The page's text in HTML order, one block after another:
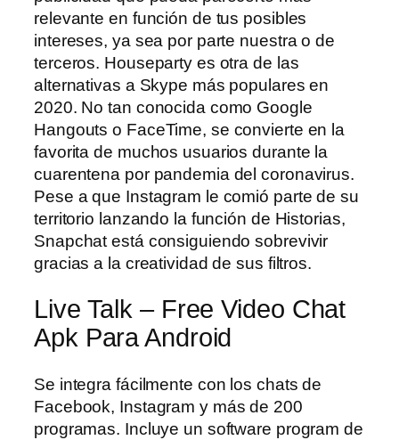
relevante en función de tus posibles
intereses, ya sea por parte nuestra o de
terceros. Houseparty es otra de las
alternativas a Skype más populares en
2020. No tan conocida como Google
Hangouts o FaceTime, se convierte en la
favorita de muchos usuarios durante la
cuarentena por pandemia del coronavirus.
Pese a que Instagram le comió parte de su
territorio lanzando la función de Historias,
Snapchat está consiguiendo sobrevivir
gracias a la creatividad de sus filtros.
Live Talk – Free Video Chat
Apk Para Android
Se integra fácilmente con los chats de
Facebook, Instagram y más de 200
programas. Incluye un software program de